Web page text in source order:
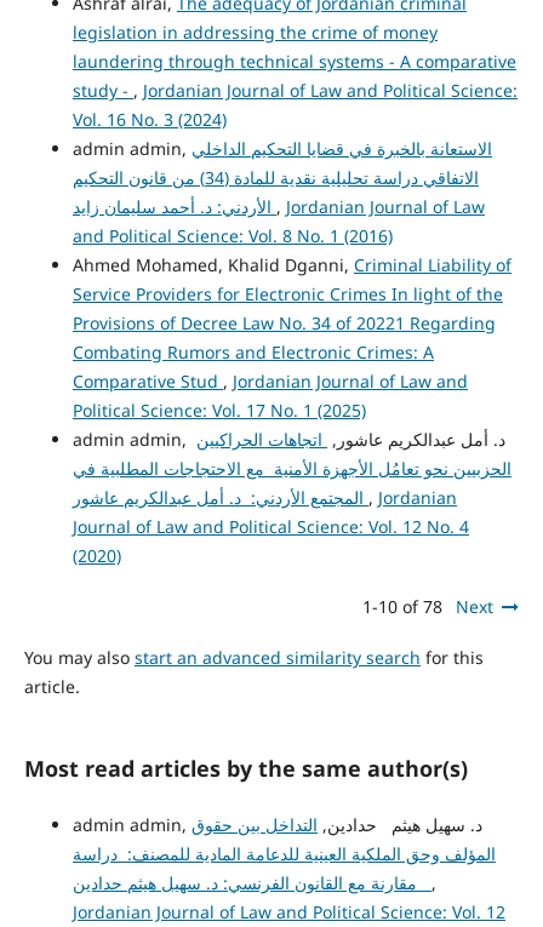
legislation in addressing the crime of money
laundering through technical systems - A comparative
study - , Jordanian Journal of Law and Political Science:
Vol. 16 No. 3 (2024)
admin admin, الاستعانة بالخبرة في قضايا التحكيم الداخلي
الاتفاقي دراسة تحليلية نقدية للمادة (34) من قانون التحكيم
, Jordanian Journal of Law
and Political Science: Vol. 8 No. 1 (2016)
Ahmed Mohamed, Khalid Dganni, Criminal Liability of
Service Providers for Electronic Crimes In light of the
Provisions of Decree Law No. 34 of 20221 Regarding
Combating Rumors and Electronic Crimes: A
Comparative Stud , Jordanian Journal of Law and
Political Science: Vol. 17 No. 1 (2025)
admin admin, د. أمل عبدالكريم عاشور, اتجاهات الحراكيين
الحزبيين نحو تعامُل الأجهزة الأمنية مع الاحتجاجات المطلبية في
, Jordanian
Journal of Law and Political Science: Vol. 12 No. 4
(2020)
1-10 of 78 Next
You may also start an advanced similarity search for this
article.
Most read articles by the same author(s)
admin admin, د. سهيل هيثم حدادين, التداخل بين حقوق
المؤلف وحق الملكية العينية للدعامة المادية للمصنف: دراسة
,
Jordanian Journal of Law and Political Science: Vol. 12